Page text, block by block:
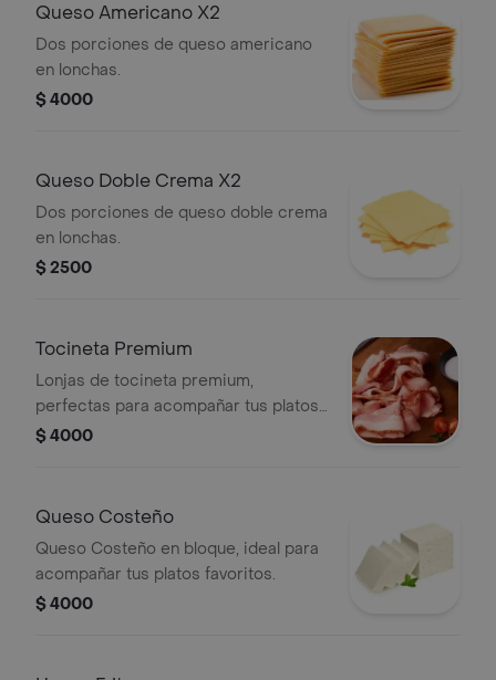
Queso Americano X2
Dos porciones de queso americano
en lonchas.
$ 4000
Queso Doble Crema X2
Dos porciones de queso doble crema
en lonchas.
$ 2500
Tocineta Premium
Lonjas de tocineta premium,
perfectas para acompañar tus platos
favoritos.
$ 4000
Queso Costeño
Queso Costeño en bloque, ideal para
acompañar tus platos favoritos.
$ 4000